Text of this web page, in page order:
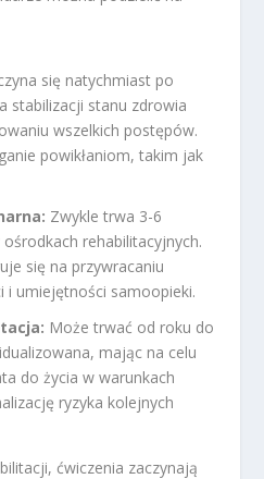
się natychmiast po
stabilizacji stanu zdrowia
wszelkich postępów.
powikłaniom, takim jak
Zwykle trwa 3-6
rehabilitacyjnych.
się na przywracaniu
i umiejętności samoopieki.
Może trwać od roku do
mając na celu
do życia w warunkach
ryzyka kolejnych
ćwiczenia zaczynają